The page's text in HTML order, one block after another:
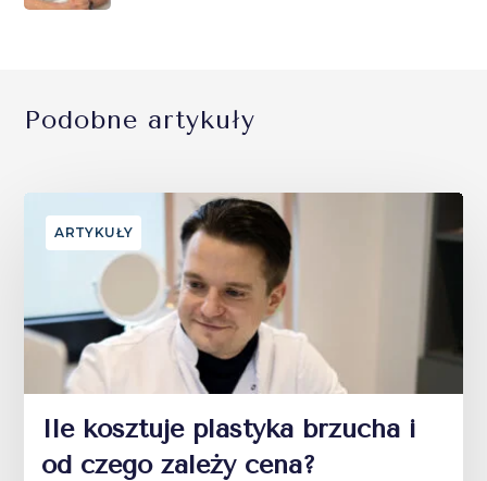
Podobne artykuły
ARTYKUŁY
Ile kosztuje plastyka brzucha i
od czego zależy cena?